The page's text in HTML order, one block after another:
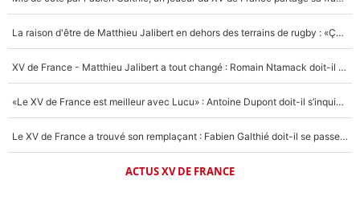
La raison d'être de Matthieu Jalibert en dehors des terrains de rugby : «Ça m'atteint autant que si tu touches à un membre de ma famille»
XV de France - Matthieu Jalibert a tout changé : Romain Ntamack doit-il s’inquiéter pour sa place à un an de la Coupe du monde ?
«Le XV de France est meilleur avec Lucu» : Antoine Dupont doit-il s’inquiéter pour sa place ?
Le XV de France a trouvé son remplaçant : Fabien Galthié doit-il se passer d'Antoine Dupont ?
ACTUS XV DE FRANCE